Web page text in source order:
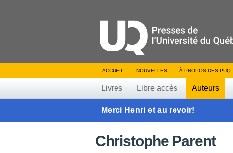
ACCUEIL NOUVELLES À PROPOS DES PUQ
Livres Libre accès Auteurs
Merci Henri et au revoir!
Christophe Parent